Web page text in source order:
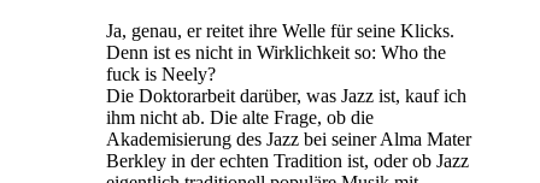
Ja, genau, er reitet ihre Welle für seine Klicks.
Denn ist es nicht in Wirklichkeit so: Who the
fuck is Neely?
Die Doktorarbeit darüber, was Jazz ist, kauf ich
ihm nicht ab. Die alte Frage, ob die
Akademisierung des Jazz bei seiner Alma Mater
Berkley in der echten Tradition ist, oder ob Jazz